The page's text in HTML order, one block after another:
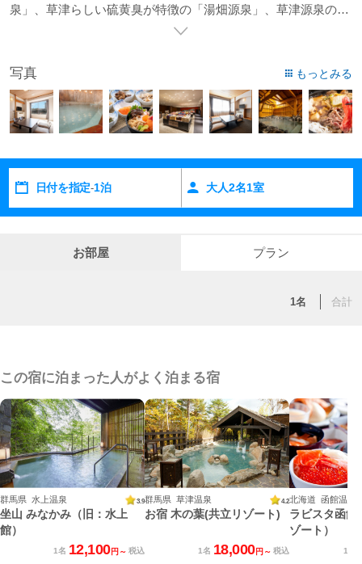
泉」、草津らしい硫黄臭が特徴の「湯畑源泉」、草津源泉の中
でも非常に高温・強酸性の「万代鉱源泉」、ぜひご堪能くださ
写真 もっとみる
日付を指定-1泊 大人2名1室
お部屋 プラン
1名 合計
この宿に泊まった人がよく泊まる宿
群馬県 水上温泉 3.9
坐山 みなかみ（旧：水上
館）
1名 12,100円～ 税込
群馬県 草津温泉 4.2
お宿 木の葉(共立リゾート)
1名 18,000円～ 税込
北海道 函館温泉
ラビスタ函館
ゾート）
1名